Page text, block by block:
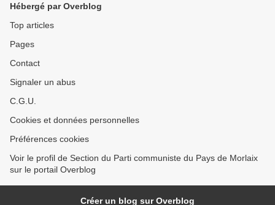
comme bénévole les 14,
15, 16 septembre 2018!
Hébergé par Overblog
Top articles
Pages
Contact
Signaler un abus
C.G.U.
Cookies et données personnelles
Préférences cookies
Voir le profil de Section du Parti communiste du Pays de Morlaix
sur le portail Overblog
Créer un blog sur Overblog